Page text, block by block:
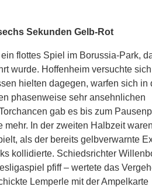
Sekunden Gelb-Rot
flottes Spiel im Borussia-Park,
wurde. Hoffenheim versuchte
hielten dagegen, warfen sich in
phasenweise sehr ansehnlichen
gab es bis zum
mehr. In der zweiten Halbzeit
als der bereits gelbverwarnte
kollidierte. Schiedsrichter
pfiff – wertete das
Lemperle mit der Ampelkarte